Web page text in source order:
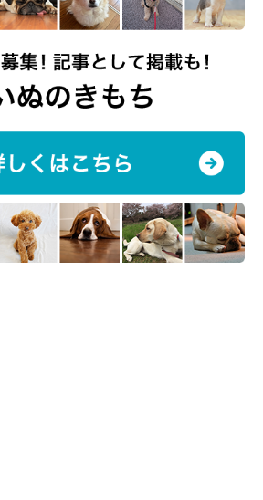
の価格
な方法があります。身体の大きさや被毛
犬の年齢やルックスによっても異なりま
ブラック＆タンの平均価格は、20万円前